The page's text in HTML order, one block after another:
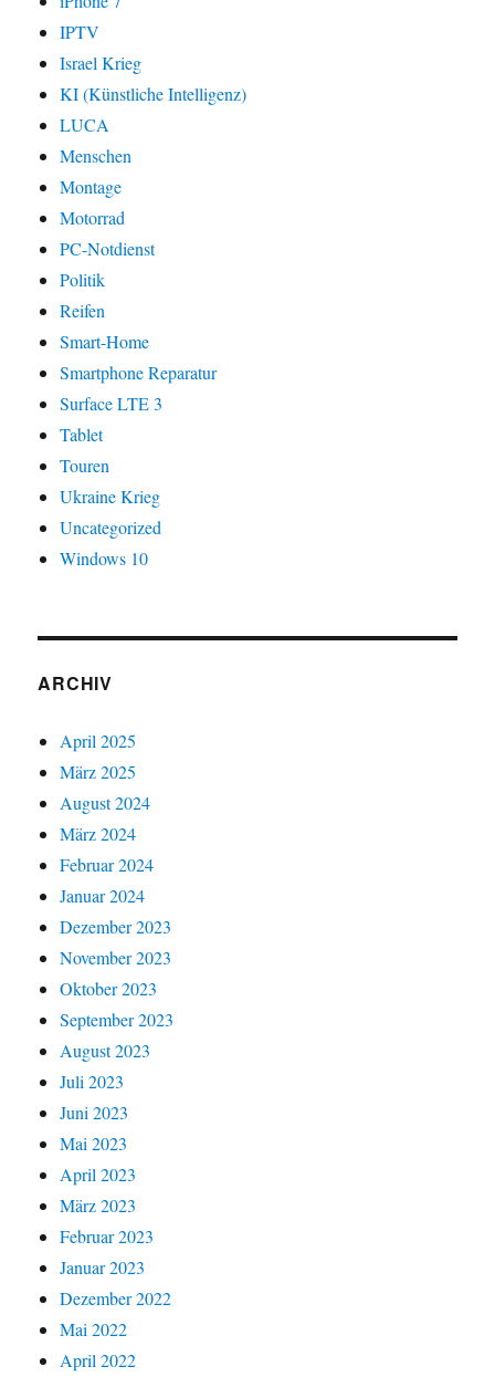
IPTV
Israel Krieg
KI (Künstliche Intelligenz)
LUCA
Menschen
Montage
Motorrad
PC-Notdienst
Politik
Reifen
Smart-Home
Smartphone Reparatur
Surface LTE 3
Tablet
Touren
Ukraine Krieg
Uncategorized
Windows 10
ARCHIV
April 2025
März 2025
August 2024
März 2024
Februar 2024
Januar 2024
Dezember 2023
November 2023
Oktober 2023
September 2023
August 2023
Juli 2023
Juni 2023
Mai 2023
April 2023
März 2023
Februar 2023
Januar 2023
Dezember 2022
Mai 2022
April 2022